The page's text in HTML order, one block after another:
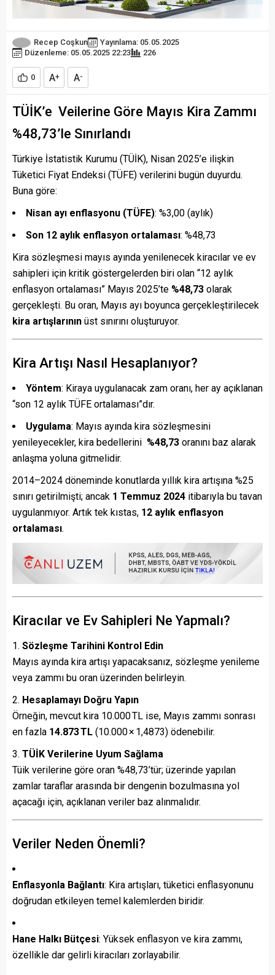
Recep Coşkun
Yayınlama: 05.05.2025
Düzenleme: 05.05.2025 22:23
226
0 A+ A-
TÜİK’e Veilerine Göre Mayıs Kira Zammı
%48,73’le Sınırlandı
Türkiye İstatistik Kurumu (TÜİK), Nisan 2025’e ilişkin
Tüketici Fiyat Endeksi (TÜFE) verilerini bugün duyurdu.
Buna göre:
Nisan ayı enflasyonu (TÜFE): %3,00 (aylık)
Son 12 aylık enflasyon ortalaması: %48,73
Kira sözleşmesi mayıs ayında yenilenecek kiracılar ve ev
sahipleri için kritik göstergelerden biri olan “12 aylık
enflasyon ortalaması” Mayıs 2025’te %48,73 olarak
gerçekleşti. Bu oran, Mayıs ayı boyunca gerçekleştirilecek
kira artışlarının üst sınırını oluşturuyor.
Kira Artışı Nasıl Hesaplanıyor?
Yöntem: Kiraya uygulanacak zam oranı, her ay açıklanan
“son 12 aylık TÜFE ortalaması”dır.
Uygulama: Mayıs ayında kira sözleşmesini
yenileyecekler, kira bedellerini %48,73 oranını baz alarak
anlaşma yoluna gitmelidir.
2014–2024 döneminde konutlarda yıllık kira artışına %25
sınırı getirilmişti; ancak 1 Temmuz 2024 itibarıyla bu tavan
uygulanmıyor. Artık tek kıstas, 12 aylık enflasyon
ortalaması.
Kiracılar ve Ev Sahipleri Ne Yapmalı?
Sözleşme Tarihini Kontrol Edin
Mayıs ayında kira artışı yapacaksanız, sözleşme yenileme
veya zammı bu oran üzerinden belirleyin.
Hesaplamayı Doğru Yapın
Örneğin, mevcut kira 10.000 TL ise, Mayıs zammı sonrası
en fazla 14.873 TL (10.000 × 1,4873) ödenebilir.
TÜİK Verilerine Uyum Sağlama
Tüik verilerine göre oran %48,73’tür; üzerinde yapılan
zamlar taraflar arasında bir dengenin bozulmasına yol
açacağı için, açıklanan veriler baz alınmalıdır.
Veriler Neden Önemli?
Enflasyonla Bağlantı: Kira artışları, tüketici enflasyonunu
doğrudan etkileyen temel kalemlerden biridir.
Hane Halkı Bütçesi: Yüksek enflasyon ve kira zammı,
özellikle dar gelirli kiracıları zorlayabilir.